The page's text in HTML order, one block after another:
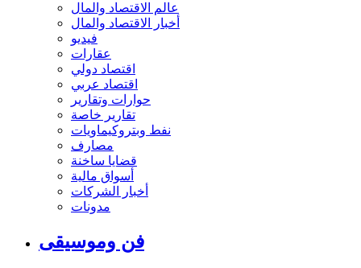
عالم الاقتصاد والمال
أخبار الاقتصاد والمال
فيديو
عقارات
اقتصاد دولي
اقتصاد عربي
حوارات وتقارير
تقارير خاصة
نفط وبتروكيماويات
مصارف
قضايا ساخنة
أسواق مالية
أخبار الشركات
مدونات
فن وموسيقى